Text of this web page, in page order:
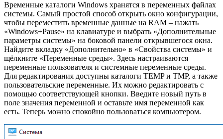
Временные каталоги Windows хранятся в переменных файлах
системы. Самый простой способ открыть окно конфигурации,
чтобы переместить временные данные на RAM – нажать
«Windows+Pause» на клавиатуре и выбрать «Дополнительные
параметры системы» на боковой панели открывшегося окна.
Найдите вкладку «Дополнительно» в «Свойства системы» и
щёлкните «Переменные среды». Здесь настраиваются
переменные пользователя и системные переменные среды.
Для редактирования доступны каталоги TEMP и TMP, а также
пользовательские переменные. Их можно редактировать с
помощью соответствующей кнопки. Введите новый путь в
поле значения переменной и оставьте имя переменной как
есть. Теперь можно спокойно пользоваться компьютером.